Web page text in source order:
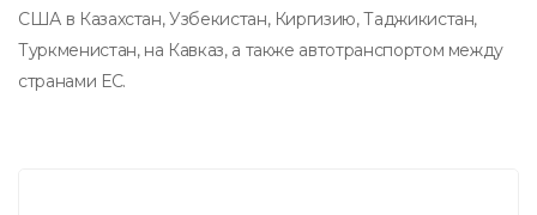
США в Казахстан, Узбекистан, Киргизию, Таджикистан,
Туркменистан, на Кавказ, а также автотранспортом между
странами ЕС.